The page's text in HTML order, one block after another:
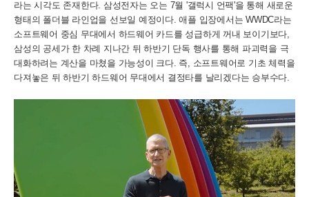
라는 시각도 존재한다. 삼성전자는 오는 7월 '갤럭시 언팩'을 통해 새로운
형태의 폴더블 라인업을 선보일 예정이다. 애플 입장에서는 WWDC라는
소프트웨어 중심 무대에서 하드웨어 카드를 성급하게 꺼내 보이기보다,
삼성의 공세가 한 차례 지나간 뒤 하반기 단독 행사를 통해 파괴력을 극
대화하려는 계산을 마쳤을 가능성이 크다. 즉, 소프트웨어로 기초 체력을
다져놓은 뒤 하반기 하드웨어 무대에서 결정타를 날리겠다는 승부수다.